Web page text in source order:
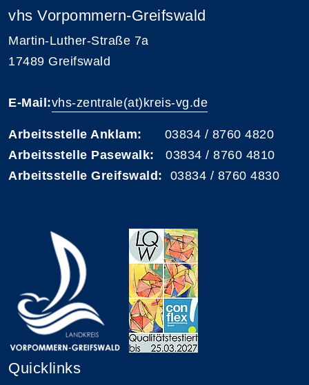
vhs Vorpommern-Greifswald
Martin-Luther-Straße 7a
17489 Greifswald
E-Mail:vhs-zentrale(at)kreis-vg.de
Arbeitsstelle Anklam: 03834 / 8760 4820
Arbeitsstelle Pasewalk: 03834 / 8760 4810
Arbeitsstelle Greifswald: 03834 / 8760 4830
Quicklinks